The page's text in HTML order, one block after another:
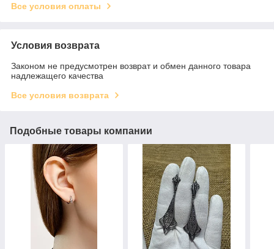
Все условия оплаты
Условия возврата
Законом не предусмотрен возврат и обмен данного товара
надлежащего качества
Все условия возврата
Подобные товары компании